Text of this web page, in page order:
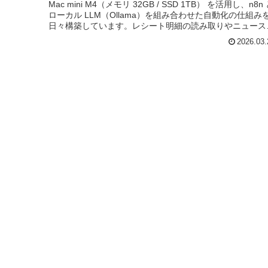
Mac mini M4（メモリ 32GB / SSD 1TB） を活用し、n8n
ローカル LLM（Ollama）を組み合わせた自動化の仕組み
日々構築しています。レシート明細の読み取りやニュース